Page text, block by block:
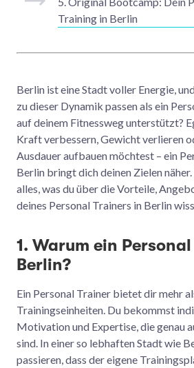
Training in Berlin
Berlin ist eine Stadt voller Energie,
zu dieser Dynamik passen als ein
auf deinem Fitnessweg unterstützt?
Kraft verbessern, Gewicht verlieren
Ausdauer aufbauen möchtest – ein
Berlin bringt dich deinen Zielen
alles, was du über die Vorteile,
deines Personal Trainers in Berlin
1. Warum ein
Berlin?
Ein Personal Trainer bietet dir mehr
Trainingseinheiten. Du bekommst
Motivation und Expertise, die genau
sind. In einer so lebhaften Stadt wie
passieren, dass der eigene